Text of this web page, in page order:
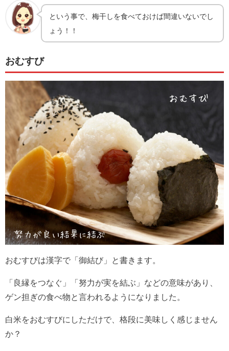
という事で、梅干しを食べておけば間違いないでし
ょう！！
おむすび
おむすびは漢字で「御結び」と書きます。
「良縁をつなぐ」「努力が実を結ぶ」などの意味があり、
ゲン担ぎの食べ物と言われるようになりました。
白米をおむすびにしただけで、格段に美味しく感じません
か？